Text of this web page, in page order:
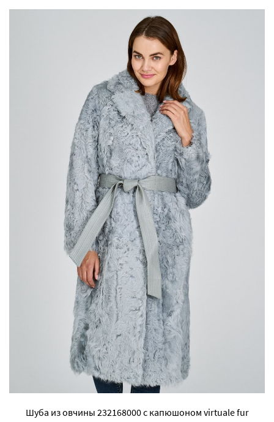
Шуба из овчины 232168000 с капюшоном virtuale fur